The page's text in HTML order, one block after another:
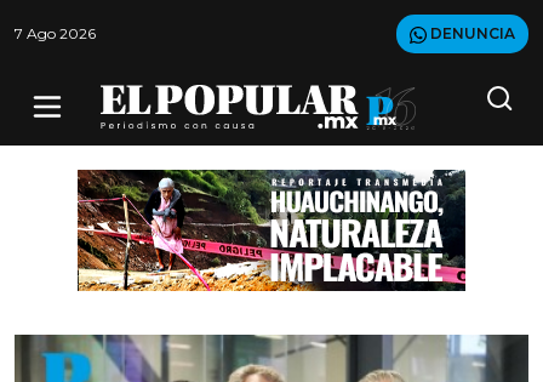
7 Ago 2026 DENUNCIA